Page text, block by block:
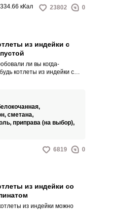
форму котлет.
334.66 кКал 23802 0
из индейки с
ли вы когда-
котлеты из индейки с
может и не быть, да и еще
время на готовку ужина
Капуста делает
котлеты очень сочными,
сметана,
приправа (на выбор),
6819 0
из индейки со
из индейки можно